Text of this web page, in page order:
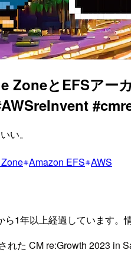
ZoneとEFSア
い。
Amazon EFS AWS
ら1年以上経過しています。
れた CM re:Growth 2023 in